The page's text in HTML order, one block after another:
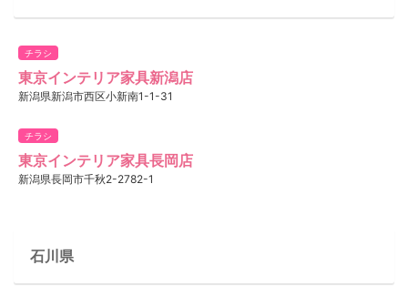
チラシ
東京インテリア家具新潟店
新潟県新潟市西区小新南1-1-31
チラシ
東京インテリア家具長岡店
新潟県長岡市千秋2-2782-1
石川県